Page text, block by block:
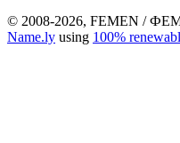
© 2008-2026, FEMEN /
Name.ly using 100%